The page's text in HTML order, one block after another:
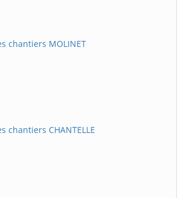
chantiers MOLINET
chantiers CHANTELLE